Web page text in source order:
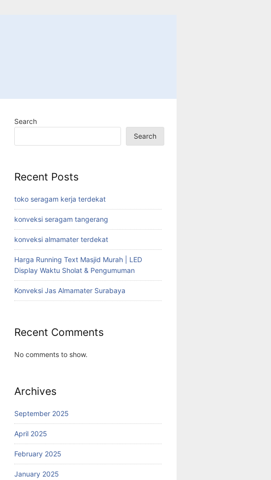
Search
Search
Recent Posts
toko seragam kerja terdekat
konveksi seragam tangerang
konveksi almamater terdekat
Harga Running Text Masjid Murah | LED
Display Waktu Sholat & Pengumuman
Konveksi Jas Almamater Surabaya
Recent Comments
No comments to show.
Archives
September 2025
April 2025
February 2025
January 2025